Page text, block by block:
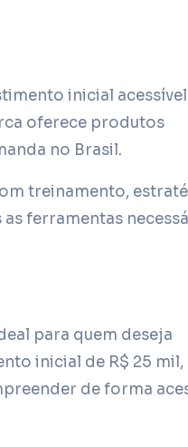
inicial acessível
oferece produtos
no Brasil.
treinamento,
ferramentas
para quem deseja
inicial de R$ 25 mil,
de forma